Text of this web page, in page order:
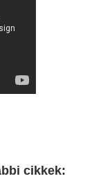
cikkek: